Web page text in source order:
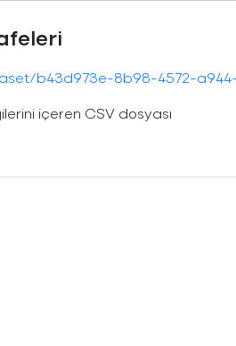
a944-dc39373ab7cb/resource/9a503344-25d5-
içeren CSV dosyası